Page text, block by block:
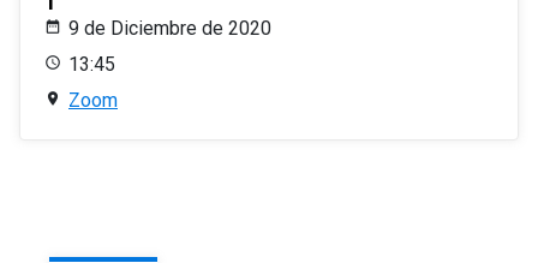
9 de Diciembre de 2020
13:45
Zoom